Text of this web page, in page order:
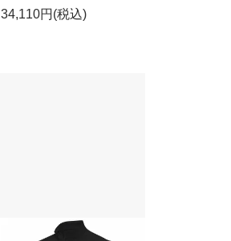
34,110円(税込)